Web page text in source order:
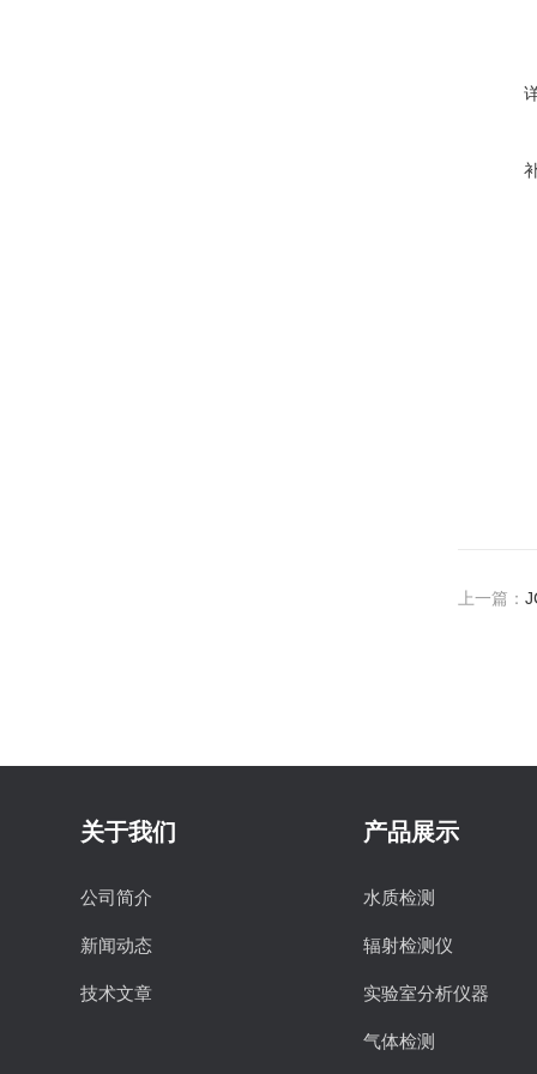
上一篇：
关于我们
公司简介
新闻动态
技术文章
产品展示
水质检测
辐射检测仪
实验室分析仪器
气体检测